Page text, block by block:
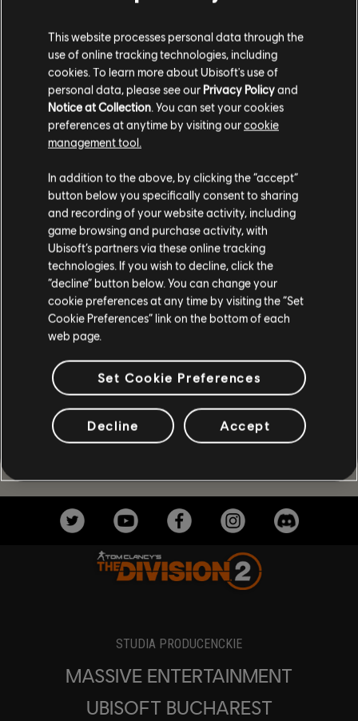
SZCZEGÓŁOWY OPIS GRY
Graj ze znajomymi w trybie współpracy i PvP, zdobywaj
potężne bronie oraz wyposażenie i stań się jednym z
nielicznych, którzy mogą stanąć w obronie stolicy w obliczu
kryzysu.
WIĘCEJ
STUDIA PRODUCENCKIE
MASSIVE ENTERTAINMENT
UBISOFT BUCHAREST
This website processes personal data through the
use of online tracking technologies, including
cookies. To learn more about Ubisoft's use of
personal data, please see our Privacy Policyand
Notice at Collection . You can set your cookies
preferences at anytime by visiting ourcookie
management tool.
In addition to the above, by clicking the “accept”
button below you specifically consent to sharing
and recording of your website activity, including
game browsing and purchase activity, with
Ubisoft’s partners via these online tracking
technologies. If you wish to decline, click the
“decline” button below. You can change your
cookie preferences at any time by visiting the “Set
Cookie Preferences” link on the bottom of each
web page.
Set Cookie Preferences
Decline Accept